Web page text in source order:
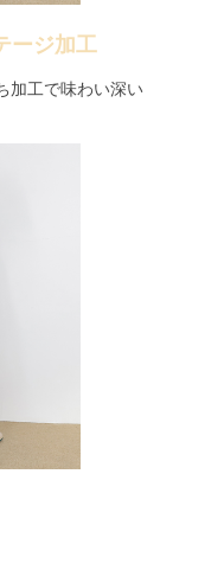
ージ加工
加工で味わい深い